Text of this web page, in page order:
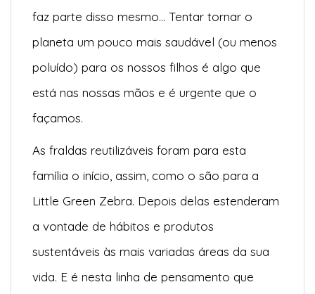
faz parte disso mesmo… Tentar tornar o
planeta um pouco mais saudável (ou menos
poluído) para os nossos filhos é algo que
está nas nossas mãos e é urgente que o
façamos.
As fraldas reutilizáveis foram para esta
família o início, assim, como o são para a
Little Green Zebra. Depois delas estenderam
a vontade de hábitos e produtos
sustentáveis às mais variadas áreas da sua
vida. E é nesta linha de pensamento que